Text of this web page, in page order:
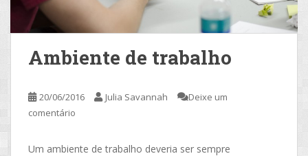
Ambiente de trabalho
20/06/2016 Julia Savannah
Deixe um
comentário
Um ambiente de trabalho deveria ser sempre